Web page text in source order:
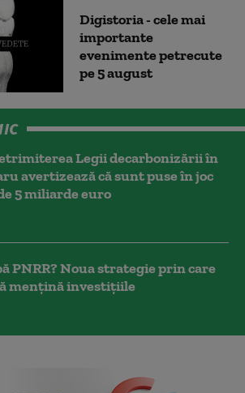
Digistoria - cele mai
importante
evenimente petrecute
pe 5 august
Legii decarbonizării în
avertizează că sunt puse în joc
5 miliarde euro
PNRR? Noua strategie prin care
mențină investițiile